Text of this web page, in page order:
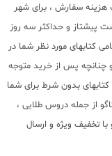
هزینه سفارش ، برای شهر
پیشتاز و حداکثر سه روز
کتابهای مورد نظر شما در
پس از خرید متوجه
بدون شرط برای شما
از جمله دروس طلایی ،
تخفیف ویژه و ارسال